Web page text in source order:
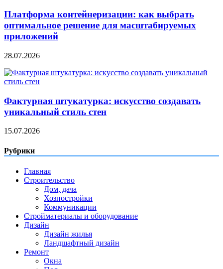
Платформа контейнеризации: как выбрать
оптимальное решение для масштабируемых
приложений
28.07.2026
Фактурная штукатурка: искусство создавать
уникальный стиль стен
15.07.2026
Рубрики
Главная
Строительство
Дом, дача
Хозпостройки
Коммуникации
Стройматериалы и оборудование
Дизайн
Дизайн жилья
Ландшафтный дизайн
Ремонт
Окна